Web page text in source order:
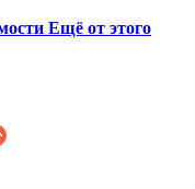
Ещё от этого